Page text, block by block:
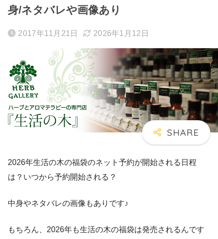
身/ネタバレや画像あり
2017年11月21日 2026年1月12日
2026年生活の木の福袋のネット予約が開始される日程
は？いつから予約開始される？
中身やネタバレの画像もありです♪
もちろん、2026年も生活の木の福袋は発売されるんです